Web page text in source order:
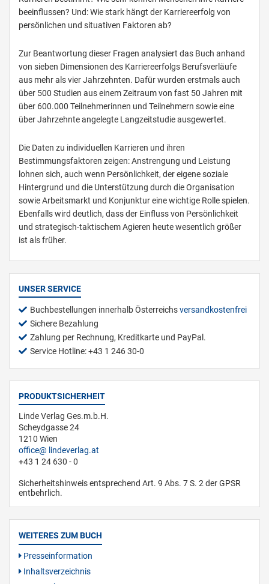
beeinflussen? Und: Wie stark hängt der Karriereerfolg von
persönlichen und situativen Faktoren ab?
Zur Beantwortung dieser Fragen analysiert das Buch anhand
von sieben Dimensionen des Karriereerfolgs Berufsverläufe
aus mehr als vier Jahrzehnten. Dafür wurden erstmals auch
über 500 Studien aus einem Zeitraum von fast 50 Jahren mit
über 600.000 Teilnehmerinnen und Teilnehmern sowie eine
über Jahrzehnte angelegte Langzeitstudie ausgewertet.
Die Daten zu individuellen Karrieren und ihren
Bestimmungsfaktoren zeigen: Anstrengung und Leistung
lohnen sich, auch wenn Persönlichkeit, der eigene soziale
Hintergrund und die Unterstützung durch die Organisation
sowie Arbeitsmarkt und Konjunktur eine wichtige Rolle spielen.
Ebenfalls wird deutlich, dass der Einfluss von Persönlichkeit
und strategisch-taktischem Agieren heute wesentlich größer
ist als früher.
UNSER SERVICE
Buchbestellungen innerhalb Österreichsversandkostenfrei
Sichere Bezahlung
Zahlung per Rechnung, Kreditkarte und PayPal.
Service Hotline: +43 1 246 30-0
PRODUKTSICHERHEIT
Linde Verlag Ges.m.b.H.
Scheydgasse 24
1210 Wien
office
lindeverlag.at
+43 1 24 630 - 0
Sicherheitshinweis entsprechend Art. 9 Abs. 7 S. 2 der GPSR
entbehrlich.
WEITERES ZUM BUCH
Presseinformation
Inhaltsverzeichnis